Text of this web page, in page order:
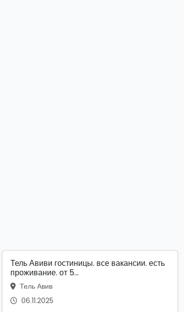
Тель Авиви гостиницы. все вакансии. есть
проживание. от 5...
Тель Авив
06.11.2025